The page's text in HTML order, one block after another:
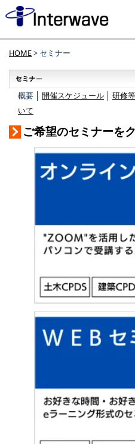
HOME> セミナー
概要 │ 開催スケジュール 研修
いて
ご希望のセミナーを